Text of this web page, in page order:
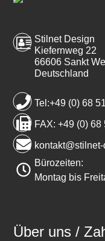
Stilnet Design
Kiefernweg 22
66606 Sankt
Deutschland
Tel:+49 (0) 68
FAX: +49 (0) 68
Bürozeiten:
Montag bis
Über uns /